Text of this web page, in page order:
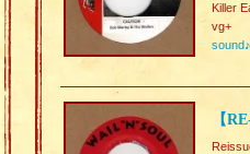
Killer
vg+
sound♪
【